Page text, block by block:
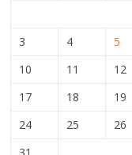
3
4 5
10
11 12
17
18 19
24
25 26